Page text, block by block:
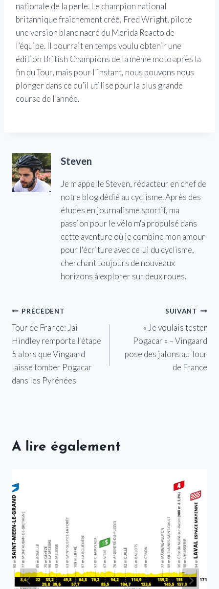
nationale de la perle. Le champion national
britannique fraîchement créé, Fred Wright, pilote
une version blanc nacré du Merida Reacto de
l’équipe. Il pourrait en temps voulu obtenir une
édition British Champions de la même moto après la
fin du Tour, mais pour l’instant, nous pouvons nous
plonger dans ce qu’il utilise pour la plus grande
course de l’année.
Steven
Je m'appelle Steven, rédacteur en chef de
notre blog dédié au cyclisme. Après des
études en journalisme sportif, ma
passion pour le vélo m'a propulsé dans
cette aventure où je combine mon amour
pour l'écriture avec celui du cyclisme,
cherchant toujours de nouveaux
horizons à explorer sur deux roues.
Navigation
de
l’article
PRÉCÉDENT
Tour de France: Jai
Hindley remporte l’étape
5 alors que Vingaard
laisse tomber Pogacar
dans les Pyrénées
SUIVANT
« Je voulais tester
Pogacar » – Vingaard
pose des jalons au Tour
de France
A lire également